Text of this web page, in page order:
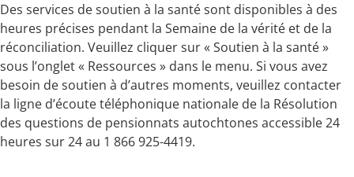
Des services de soutien à la santé sont disponibles à des
heures précises pendant la Semaine de la vérité et de la
réconciliation. Veuillez cliquer sur « Soutien à la santé »
sous l’onglet « Ressources » dans le menu. Si vous avez
besoin de soutien à d’autres moments, veuillez contacter
la ligne d’écoute téléphonique nationale de la Résolution
des questions de pensionnats autochtones accessible 24
heures sur 24 au 1 866 925-4419.